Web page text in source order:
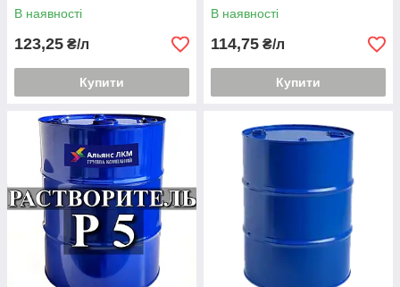
В наявності
123,25 ₴/л
Купити
В наявності
114,75 ₴/л
Купити